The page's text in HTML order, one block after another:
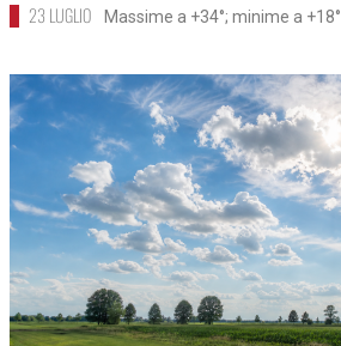
23 LUGLIO Massime a +34°; minime a +18°